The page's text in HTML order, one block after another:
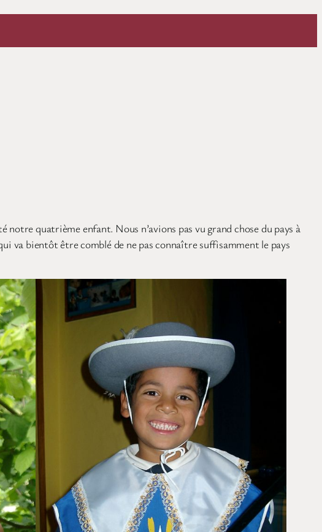
quatrième enfant. Nous n’avions pas vu grand chose du pays à
va bientôt être comblé de ne pas connaître suffisamment le pays